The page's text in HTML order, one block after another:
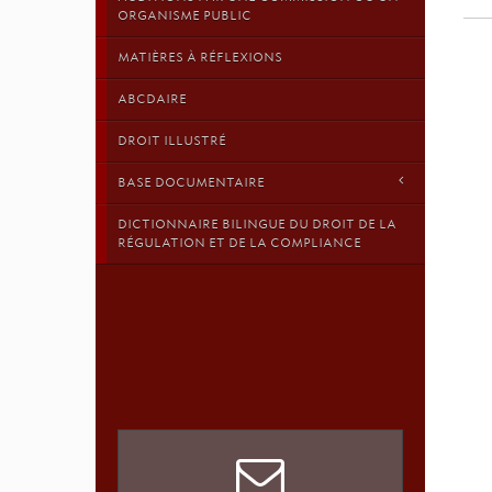
ORGANISME PUBLIC
MATIÈRES À RÉFLEXIONS
ABCDAIRE
DROIT ILLUSTRÉ
BASE DOCUMENTAIRE
DICTIONNAIRE BILINGUE DU DROIT DE LA
RÉGULATION ET DE LA COMPLIANCE